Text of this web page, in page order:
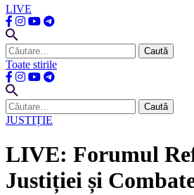
LIVE
Caută
după:
Toate stirile
Caută
după:
JUSTIȚIE
LIVE: Forumul
Justiției și